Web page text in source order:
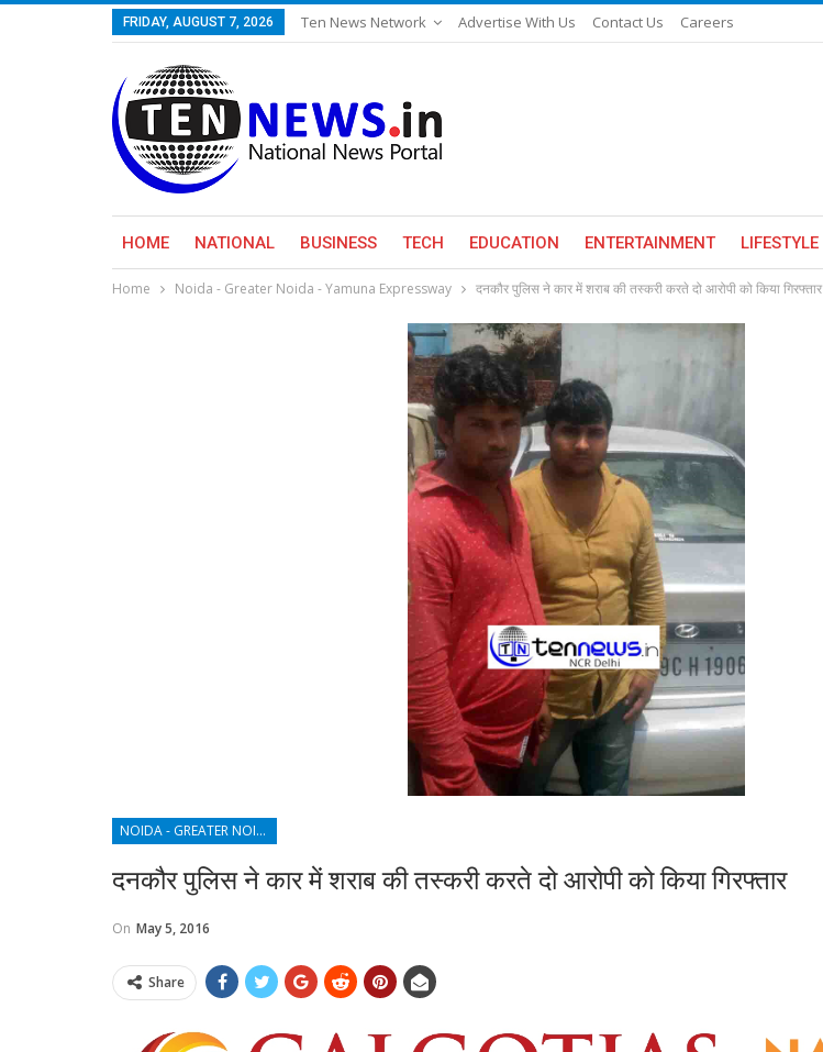
FRIDAY, AUGUST 7, 2026 Ten News Network Advertise With Us Contact Us Careers
HOME NATIONAL BUSINESS TECH EDUCATION ENTERTAINMENT LIFESTYLE
Home Noida - Greater Noida - Yamuna Expressway दनकौर पुलिस ने कार में शराब की तस्करी करते दो आरोपी को किया गिरफ्तार
NOIDA - GREATER NOIDA - YAMUNA EXPRESSWAY
दनकौर पुलिस ने कार में शराब की तस्करी करते दो आरोपी को किया गिरफ्तार
On May 5, 2016
Share